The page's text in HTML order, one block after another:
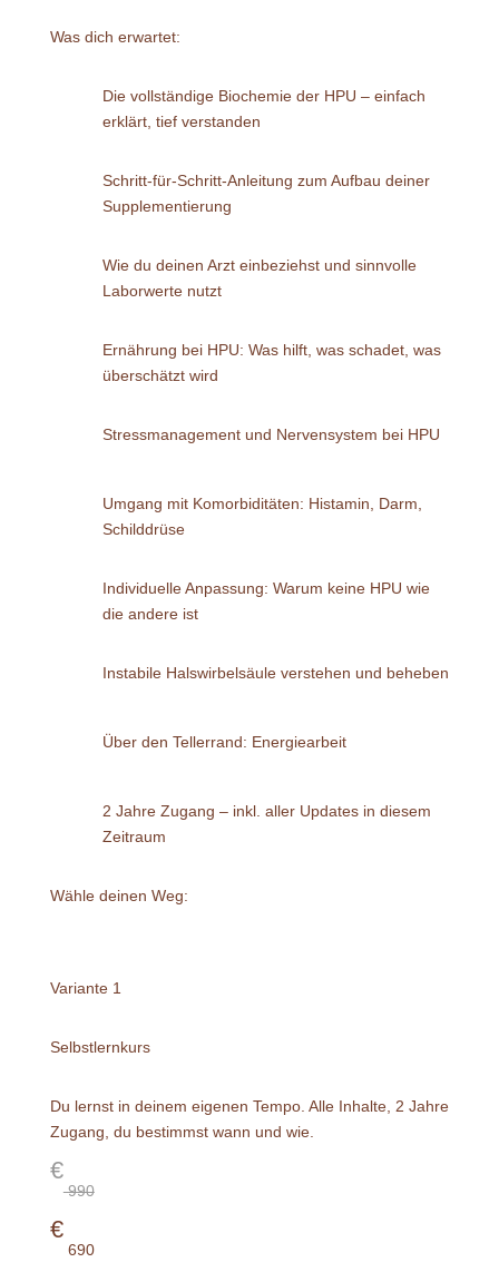
Was dich erwartet:
Die vollständige Biochemie der HPU – einfach
erklärt, tief verstanden
Schritt-für-Schritt-Anleitung zum Aufbau deiner
Supplementierung
Wie du deinen Arzt einbeziehst und sinnvolle
Laborwerte nutzt
Ernährung bei HPU: Was hilft, was schadet, was
überschätzt wird
Stressmanagement und Nervensystem bei HPU
Umgang mit Komorbiditäten: Histamin, Darm,
Schilddrüse
Individuelle Anpassung: Warum keine HPU wie
die andere ist
Instabile Halswirbelsäule verstehen und beheben
Über den Tellerrand: Energiearbeit
2 Jahre Zugang – inkl. aller Updates in diesem
Zeitraum
Wähle deinen Weg:
Variante 1
Selbstlernkurs
Du lernst in deinem eigenen Tempo. Alle Inhalte, 2 Jahre
Zugang, du bestimmst wann und wie.
€
990
€
690